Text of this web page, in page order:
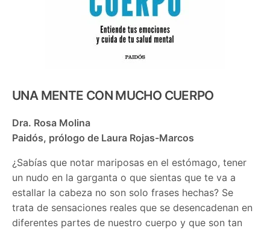
UNA MENTE CON MUCHO CUERPO
Dra. Rosa Molina
Paidós, prólogo de Laura Rojas-Marcos
¿Sabías que notar mariposas en el estómago, tener
un nudo en la garganta o que sientas que te va a
estallar la cabeza no son solo frases hechas? Se
trata de sensaciones reales que se desencadenan en
diferentes partes de nuestro cuerpo y que son tan